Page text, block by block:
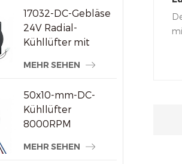
17032-DC-Gebläse
24V Radial-
Kühllüfter mit
Druck
MEHR SEHEN
50x10-mm-DC-
Kühllüfter
8000RPM
Bürstenloser
MEHR SEHEN